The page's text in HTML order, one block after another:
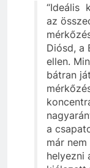
“Ideális
az
Diósd, a
ellen.
bátran
a
már
helyezni